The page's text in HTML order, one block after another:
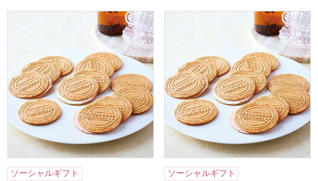
東京風月堂 ゴーフレット(48枚入)【年間ギフト】
ソーシャルギフト
東京風月堂 ゴーフレット 36
ソーシャルギフト